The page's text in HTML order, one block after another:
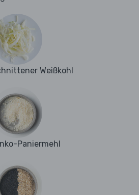
Weißkohl
Paniermehl